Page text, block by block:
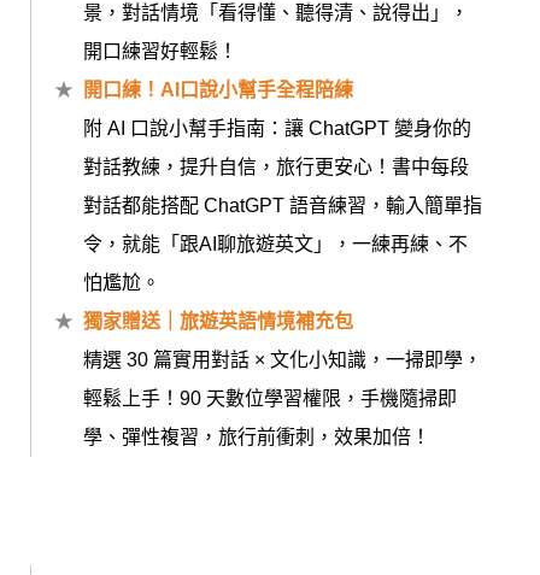
景，對話情境「看得懂、聽得清、說得出」，
開口練習好輕鬆！
開口練！AI口說小幫手全程陪練
附 AI 口說小幫手指南：讓 ChatGPT 變身你的
對話教練，提升自信，旅行更安心！書中每段
對話都能搭配 ChatGPT 語音練習，輸入簡單指
令，就能「跟AI聊旅遊英文」，一練再練、不
怕尷尬。
獨家贈送｜旅遊英語情境補充包
精選 30 篇實用對話 × 文化小知識，一掃即學，
輕鬆上手！90 天數位學習權限，手機隨掃即
學、彈性複習，旅行前衝刺，效果加倍！